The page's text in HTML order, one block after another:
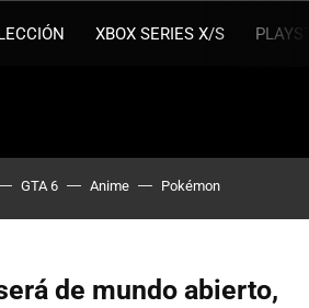
XBOX SERIES X/S
GTA 6 Anime Pokémon
de mundo abierto,